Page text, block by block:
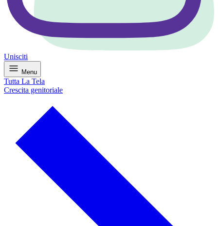
Unisciti
Menu
Tutta La Tela
Crescita genitoriale